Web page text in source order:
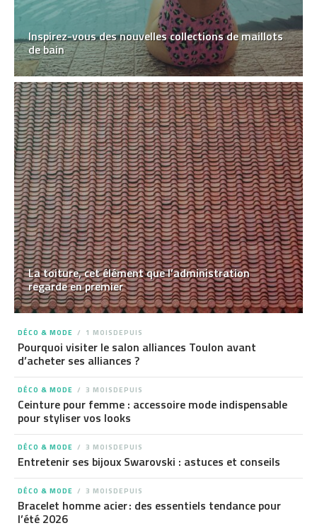
Inspirez-vous des nouvelles collections de maillots
de bain
La toiture, cet élément que l’administration
regarde en premier
DÉCO & MODE 1 MOISDEPUIS
Pourquoi visiter le salon alliances Toulon avant
d’acheter ses alliances ?
DÉCO & MODE 3 MOISDEPUIS
Ceinture pour femme : accessoire mode indispensable
pour styliser vos looks
DÉCO & MODE 3 MOISDEPUIS
Entretenir ses bijoux Swarovski : astuces et conseils
DÉCO & MODE 3 MOISDEPUIS
Bracelet homme acier : des essentiels tendance pour
l’été 2026